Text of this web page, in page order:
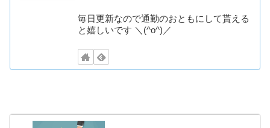
毎日更新なので通勤のおともにして貰える
と嬉しいです ＼(^o^)／